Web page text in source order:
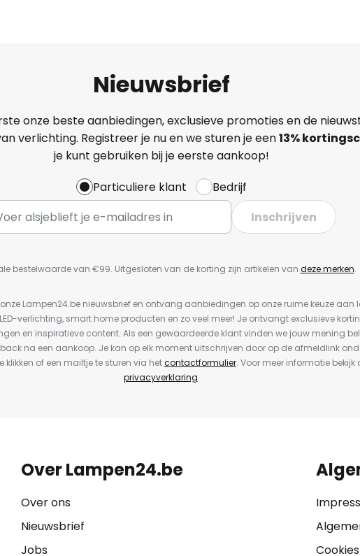
Nieuwsbrief
onze beste aanbiedingen, exclusieve promoties en de
verlichting. Registreer je nu en we sturen je een13%
je kunt gebruiken bij je eerste aankoop!
Particuliere klant
Bedrijf
Inschrijven
bestelwaarde van €99. Uitgesloten van de korting zijn artikelen van deze merken.
Lampen24.be nieuwsbrief en ontvang aanbiedingen op onze ruime keuze aan
verlichting, smart home producten en zo veel meer! Je ontvangt exclusieve
en inspiratieve content. Als een gewaardeerde klant vinden we jouw mening
na een aankoop. Je kan op elk moment uitschrijven door op de afmeldlink
klikken of een mailtje te sturen via hetcontactformulier. Voor meer informatie bekijk
privacyverklaring.
Over Lampen24.be
Over ons
Nieuwsbrief
Jobs
Cookies